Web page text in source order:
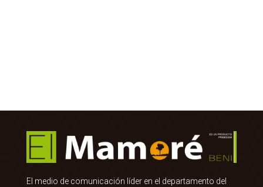
El medio de comunicación líder en el departamento del